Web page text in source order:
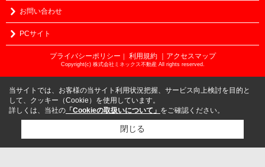
お問い合わせ
PCサイト
プライバシーポリシー ｜ 利用規約 ｜アクセスマップ
Copyright(c) 株式会社ミネックス不動産 All rights reserved.
当サイトでは、お客様の当サイト利用状況把握、サービス向上検討を目的と
して、クッキー（Cookie）を使用しています。
詳しくは、当社の 「Cookieの取扱いについて」 をご確認ください。
閉じる